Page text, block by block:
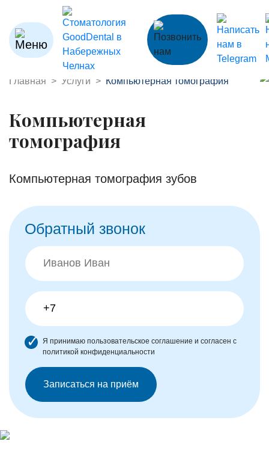
Главная Услуги Компьютерная томография
Компьютерная
томография
Компьютерная томография зубов
Обратный звонок
Я принимаю пользовательское соглашение и согласен с
политикой конфиденциальности